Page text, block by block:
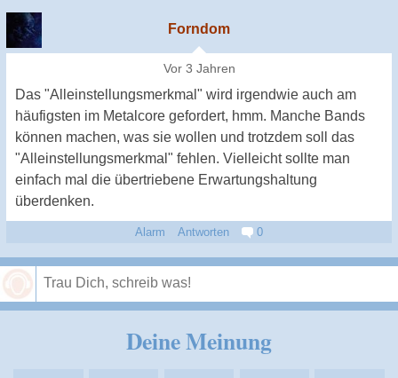
Forndom
Vor 3 Jahren
Das "Alleinstellungsmerkmal" wird irgendwie auch am
häufigsten im Metalcore gefordert, hmm. Manche Bands
können machen, was sie wollen und trotzdem soll das
"Alleinstellungsmerkmal" fehlen. Vielleicht sollte man
einfach mal die übertriebene Erwartungshaltung
überdenken.
Alarm Antworten 0
Deine Meinung